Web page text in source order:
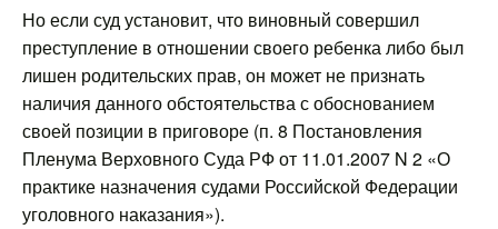
Но если суд установит, что виновный совершил
преступление в отношении своего ребенка либо был
лишен родительских прав, он может не признать
наличия данного обстоятельства с обоснованием
своей позиции в приговоре (п. 8 Постановления
Пленума Верховного Суда РФ от 11.01.2007 N 2 «О
практике назначения судами Российской Федерации
уголовного наказания»).